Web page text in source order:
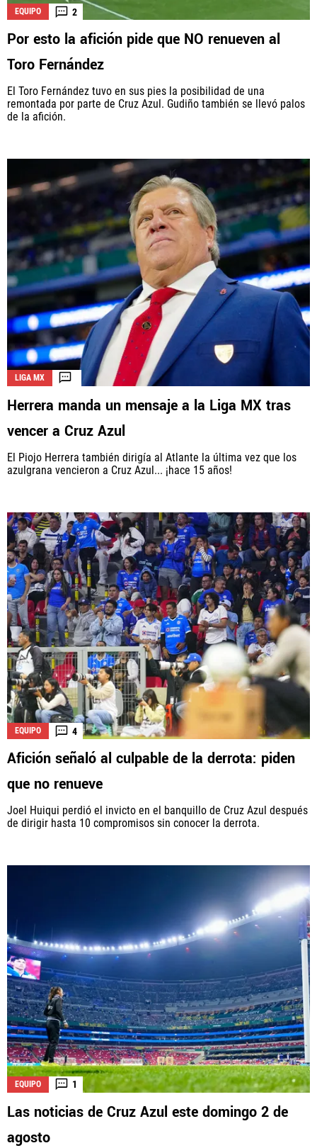
EQUIPO 2
Por esto la afición pide que NO renueven al
Toro Fernández
El Toro Fernández tuvo en sus pies la posibilidad de una
remontada por parte de Cruz Azul. Gudiño también se llevó palos
de la afición.
LIGA MX
Herrera manda un mensaje a la Liga MX tras
vencer a Cruz Azul
El Piojo Herrera también dirigía al Atlante la última vez que los
azulgrana vencieron a Cruz Azul... ¡hace 15 años!
EQUIPO 4
Afición señaló al culpable de la derrota: piden
que no renueve
Joel Huiqui perdió el invicto en el banquillo de Cruz Azul después
de dirigir hasta 10 compromisos sin conocer la derrota.
EQUIPO 1
Las noticias de Cruz Azul este domingo 2 de
agosto